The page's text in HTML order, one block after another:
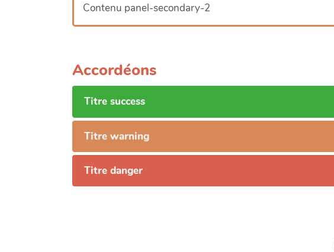
Contenu panel-secondary-2
Accordéons
Titre success
Titre warning
Titre danger